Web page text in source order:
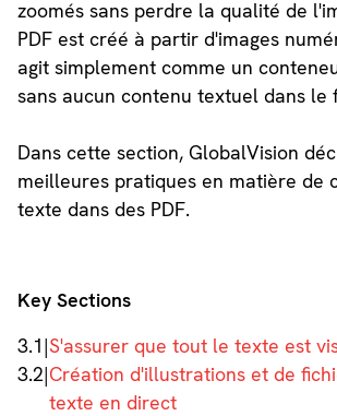
zoomés sans perdre la qualité de
PDF est créé à partir d'images
agit simplement comme un
sans aucun contenu textuel dans le
Dans cette section, GlobalVision
meilleures pratiques en matière de
texte dans des PDF.
Key Sections
3.1|S'assurer que tout le texte est
3.2|Création d'illustrations et de
texte en direct